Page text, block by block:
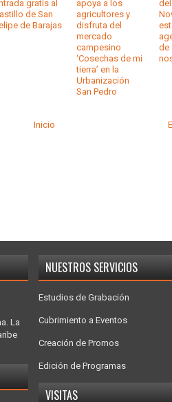
gratis al
de San
de Barajas
apoya a los
agricultores y
disfruta del
mercado
campesino
‘Cosechas de mi
tierra’ en la
Urbanización
San Pedro
de
Inicio
La
NUESTROS SERVICIOS
Estudios de Grabación
Cubrimiento a Eventos
Creación de Promos
Edición de Programas
VISITAS